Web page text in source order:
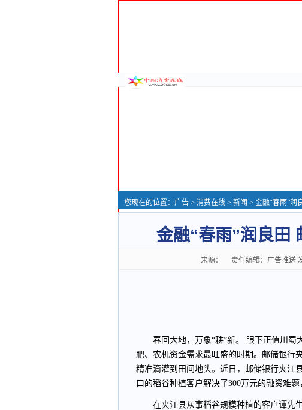
您现在的位置： 广告 > 消费在线 > 新闻 > 金融“春雨”润
金融“春雨”润良田
来源： 责任编辑：广告推送
春回大地，万象“耕”新。 眼下正值川
肥、农机资金需求最旺盛的时期。邮储银行
精准滴灌到田间地头。近日，邮储银行夹江
口的稻谷种植客户解决了300万元的融资难题
在夹江县从事稻谷规模种植的客户谭先